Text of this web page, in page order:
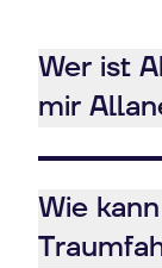
Wer ist
mir
Wie